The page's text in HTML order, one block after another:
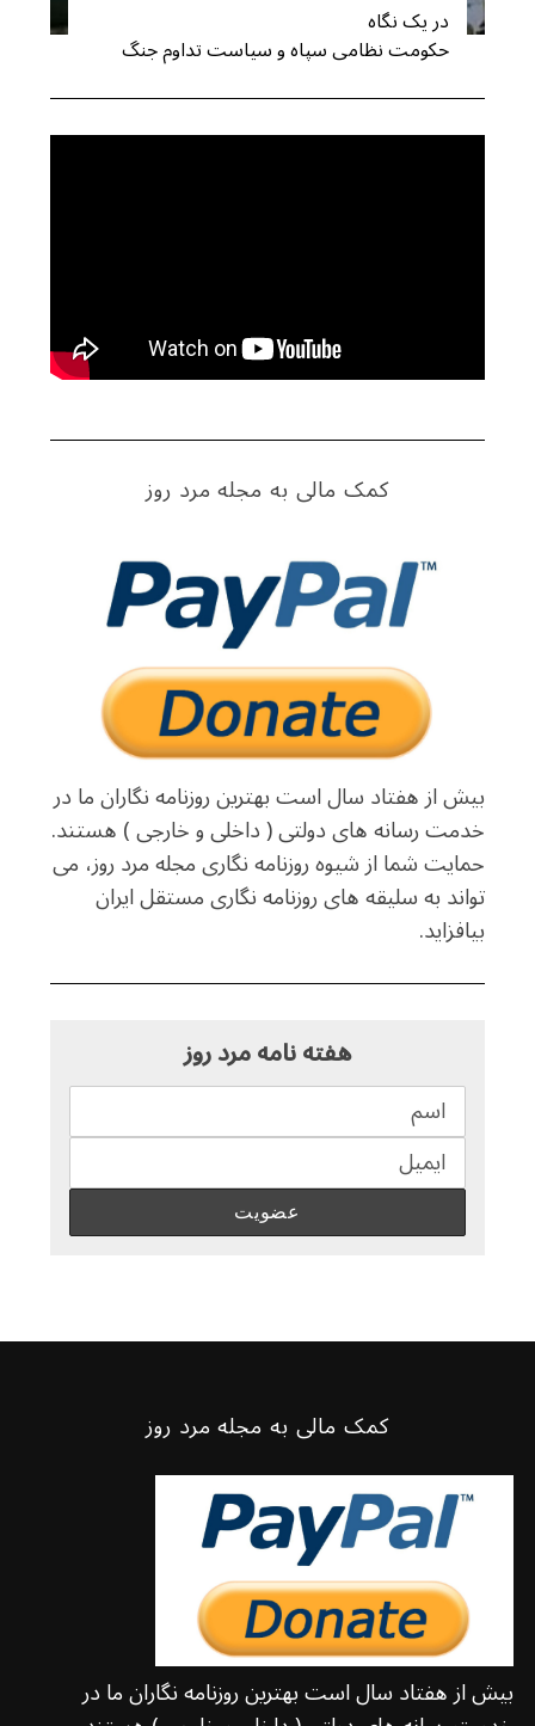
در یک نگاه
حکومت نظامی سپاه و سیاست تداوم جنگ
کمک مالی به مجله مرد روز
بیش از هفتاد سال است بهترین روزنامه نگاران ما در
خدمت رسانه های دولتی ( داخلی و خارجی ) هستند.
حمایت شما از شیوه روزنامه نگاری مجله مرد روز، می
تواند به سلیقه های روزنامه نگاری مستقل ایران
بیافزاید.
هفته نامه مرد روز
کمک مالی به مجله مرد روز
بیش از هفتاد سال است بهترین روزنامه نگاران ما در